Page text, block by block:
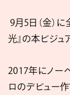
9月5日（金）
光』の本ビジュ
2017年にノー
ロのデビュー作